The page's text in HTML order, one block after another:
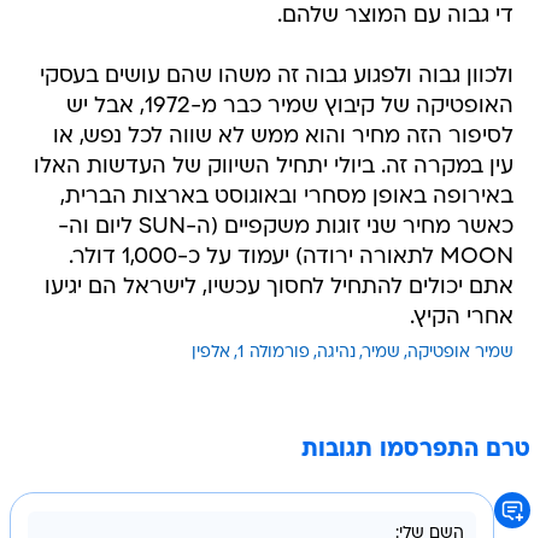
די גבוה עם המוצר שלהם.
ולכוון גבוה ולפגוע גבוה זה משהו שהם עושים בעסקי
האופטיקה של קיבוץ שמיר כבר מ-1972, אבל יש
לסיפור הזה מחיר והוא ממש לא שווה לכל נפש, או
עין במקרה זה. ביולי יתחיל השיווק של העדשות האלו
באירופה באופן מסחרי ובאוגוסט בארצות הברית,
כאשר מחיר שני זוגות משקפיים (ה-SUN ליום וה-
MOON לתאורה ירודה) יעמוד על כ-1,000 דולר.
אתם יכולים להתחיל לחסוך עכשיו, לישראל הם יגיעו
אחרי הקיץ.
שמיר אופטיקה שמיר נהיגה פורמולה 1 אלפין
טרם התפרסמו תגובות